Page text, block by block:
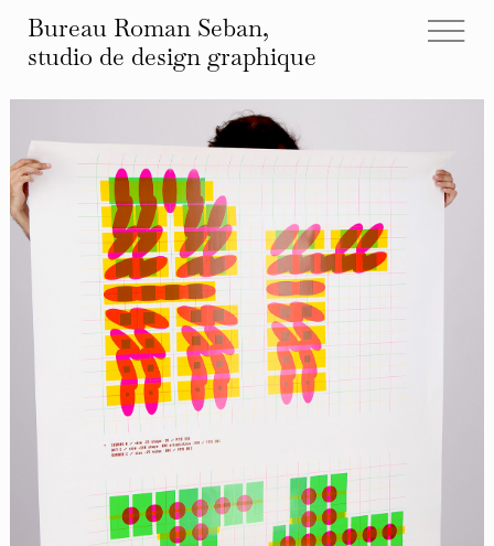
Bureau Roman Seban,
studio de design graphique
tous les projets
éditions
identités
affiches
typographies
espaces
autre
infos et contact